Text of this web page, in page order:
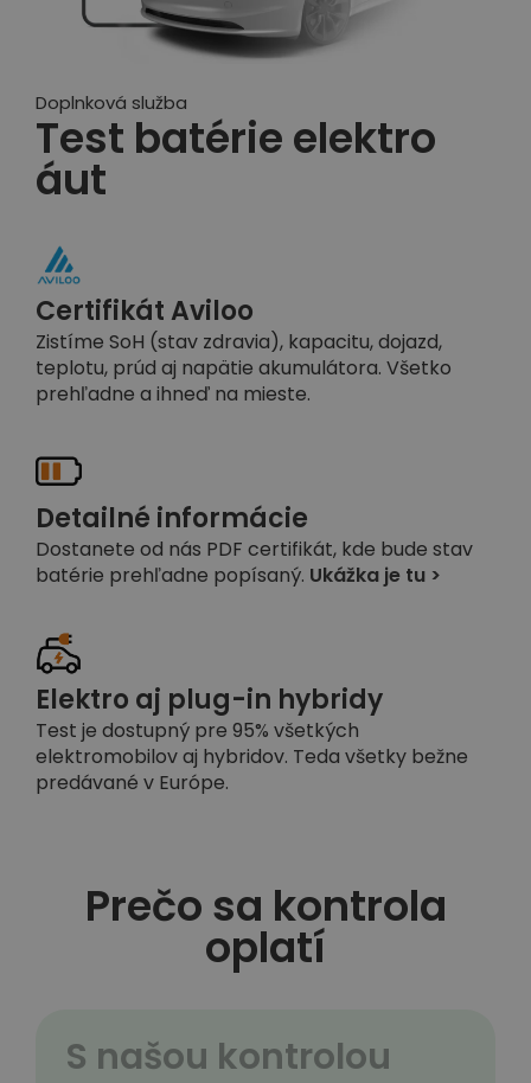
Doplnková služba
Test batérie elektro
áut
Certifikát Aviloo
Zistíme SoH (stav zdravia), kapacitu, dojazd,
teplotu, prúd aj napätie akumulátora. Všetko
prehľadne a ihneď na mieste.
Detailné informácie
Dostanete od nás PDF certifikát, kde bude stav
batérie prehľadne popísaný. Ukážka je tu >
Elektro aj plug-in hybridy
Test je dostupný pre 95% všetkých
elektromobilov aj hybridov. Teda všetky bežne
predávané v Európe.
Prečo sa kontrola
oplatí
S našou kontrolou